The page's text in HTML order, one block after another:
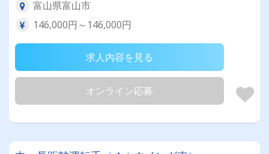
富山県富山市
146,000円～146,000円
求人内容を見る
オンライン応募